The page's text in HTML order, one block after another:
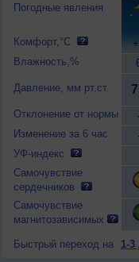
Погодные явления
Комфорт,°C
Влажность,%
Давление, мм рт.ст.
Отклонение от нормы
Изменение за 6 час
УФ-индекс
Самочувствие
сердечников
Самочувствие
магнитозависимых
Быстрый переход на 1-3